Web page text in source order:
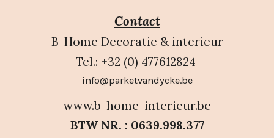
Contact
B-Home Decoratie & interieur
Tel.: +32 (0) 477612824
info@parketvandycke.be
www.b-home-interieur.be
BTW NR. : 0639.998.377